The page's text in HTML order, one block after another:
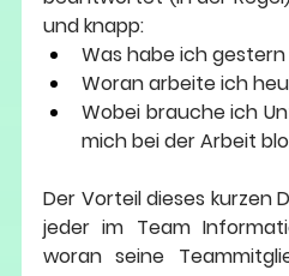
und knapp:
Was habe ich
Woran arbeite ich
Wobei brauche ich
mich bei der Arbeit
Der Vorteil dieses kurzen
jeder im Team
woran seine